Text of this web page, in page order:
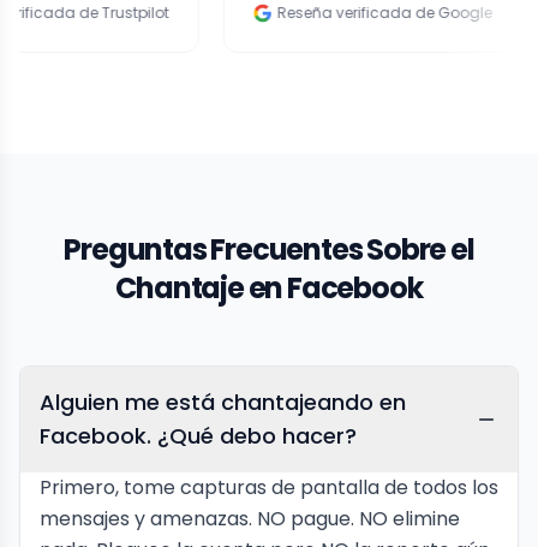
Trustpilot Reseña verificada de Google
Preguntas Frecuentes Sobre el
Chantaje en Facebook
Alguien me está chantajeando en
Facebook. ¿Qué debo hacer?
Primero, tome capturas de pantalla de todos los
mensajes y amenazas. NO pague. NO elimine